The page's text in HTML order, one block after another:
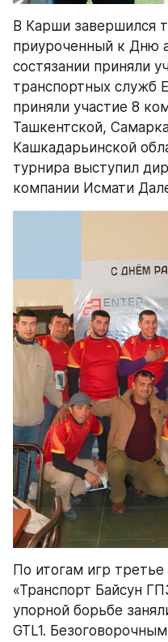
В Карши завершился
приуроченный к Дню
состязании приняли
транспортных служб
приняли участие 8
Ташкентской,
Кашкадарьинской
турнира выступил
компании Исмати
По итогам игр
«Транспорт Байсун
упорной борьбе
GTL1.